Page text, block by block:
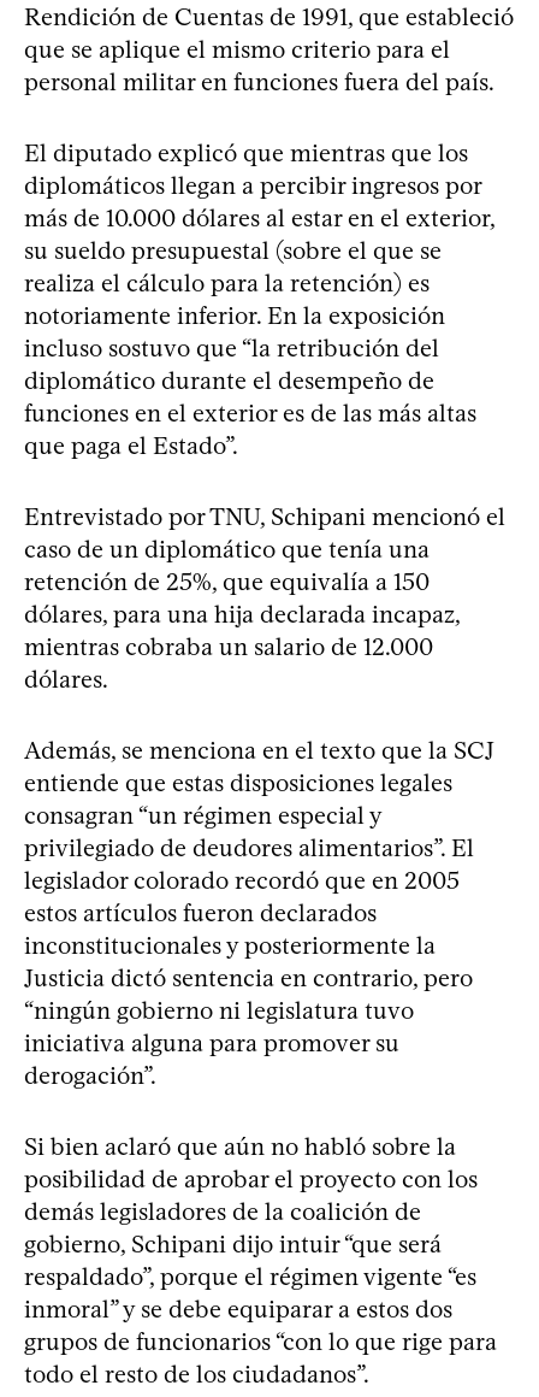
Rendición de Cuentas de 1991, que estableció
que se aplique el mismo criterio para el
personal militar en funciones fuera del país.
El diputado explicó que mientras que los
diplomáticos llegan a percibir ingresos por
más de 10.000 dólares al estar en el exterior,
su sueldo presupuestal (sobre el que se
realiza el cálculo para la retención) es
notoriamente inferior. En la exposición
incluso sostuvo que “la retribución del
diplomático durante el desempeño de
funciones en el exterior es de las más altas
que paga el Estado”.
Entrevistado por TNU, Schipani mencionó el
caso de un diplomático que tenía una
retención de 25%, que equivalía a 150
dólares, para una hija declarada incapaz,
mientras cobraba un salario de 12.000
dólares.
Además, se menciona en el texto que la SCJ
entiende que estas disposiciones legales
consagran “un régimen especial y
privilegiado de deudores alimentarios”. El
legislador colorado recordó que en 2005
estos artículos fueron declarados
inconstitucionales y posteriormente la
Justicia dictó sentencia en contrario, pero
“ningún gobierno ni legislatura tuvo
iniciativa alguna para promover su
derogación”.
Si bien aclaró que aún no habló sobre la
posibilidad de aprobar el proyecto con los
demás legisladores de la coalición de
gobierno, Schipani dijo intuir “que será
respaldado”, porque el régimen vigente “es
inmoral” y se debe equiparar a estos dos
grupos de funcionarios “con lo que rige para
todo el resto de los ciudadanos”.